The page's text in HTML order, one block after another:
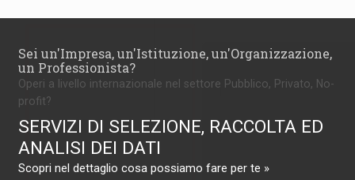
Sei un'Impresa, un'Istituzione, un'Organizzazione,
un Professionista?
Operi a livello internazionale nel settore Pubblico, Privato, No-
profit?
SERVIZI DI SELEZIONE, RACCOLTA ED
ANALISI DEI DATI
Scopri nel dettaglio cosa possiamo fare per te »